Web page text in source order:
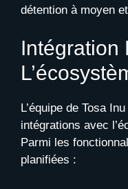
détention à moyen
Intégration
L’équipe de Tosa
intégrations avec
Parmi les
planifiées :